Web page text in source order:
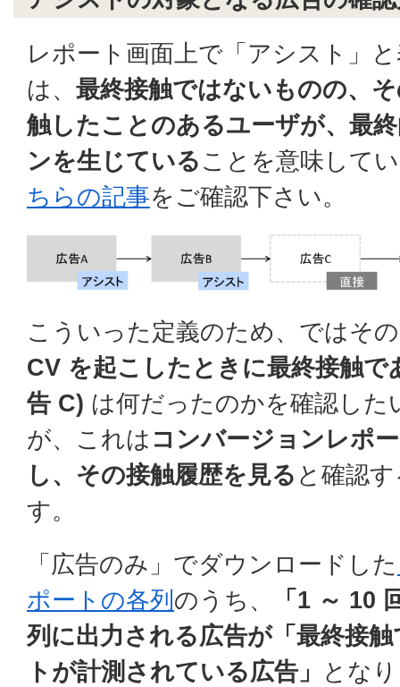
レポート画面上で「アシスト」
は、 最終接触ではないものの、
触したことのあるユーザが、最
ンを生じていることを意味して
ちらの記事をご確認下さい。
こういった定義のため、ではその
CV を起こしたときに最終接触で
告 C) は何だったのかを確認した
が、これは コンバージョンレポ
し、その接触履歴を見る と確認
す。
「広告のみ」でダウンロードした
ポートの各列 のうち、
「1 ～ 10
列に出力される広告が「最終接
トが計測されている広告」
とな